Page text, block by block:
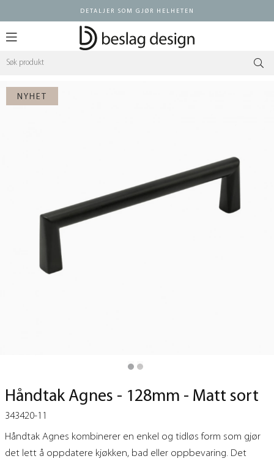
DETALJER SOM GJØR HELHETEN
Håndtak Agnes - 128mm - Matt sort
343420-11
Håndtak Agnes kombinerer en enkel og tidløs form som gjør
det lett å oppdatere kjøkken, bad eller oppbevaring. Det